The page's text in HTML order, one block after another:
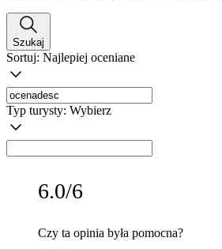
Szukaj
Sortuj: Najlepiej oceniane
Typ turysty: Wybierz
6.0/6
Czy ta opinia była pomocna?